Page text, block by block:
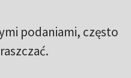
podaniami, często